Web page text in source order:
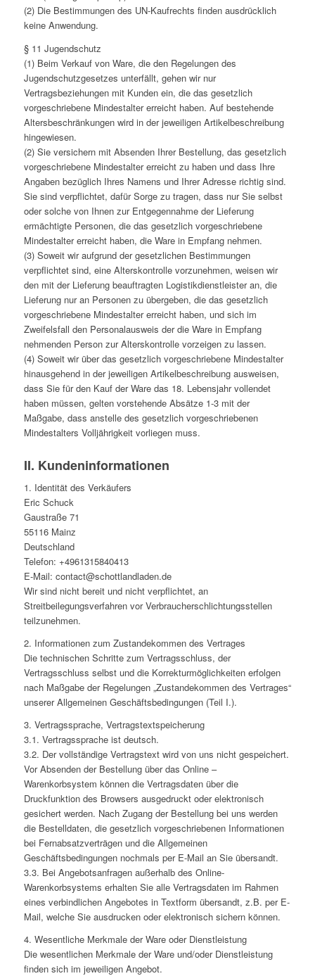
(2) Die Bestimmungen des UN-Kaufrechts finden ausdrücklich
keine Anwendung.
§ 11 Jugendschutz
(1) Beim Verkauf von Ware, die den Regelungen des
Jugendschutzgesetzes unterfällt, gehen wir nur
Vertragsbeziehungen mit Kunden ein, die das gesetzlich
vorgeschriebene Mindestalter erreicht haben. Auf bestehende
Altersbeschränkungen wird in der jeweiligen Artikelbeschreibung
hingewiesen.
(2) Sie versichern mit Absenden Ihrer Bestellung, das gesetzlich
vorgeschriebene Mindestalter erreicht zu haben und dass Ihre
Angaben bezüglich Ihres Namens und Ihrer Adresse richtig sind.
Sie sind verpflichtet, dafür Sorge zu tragen, dass nur Sie selbst
oder solche von Ihnen zur Entgegennahme der Lieferung
ermächtigte Personen, die das gesetzlich vorgeschriebene
Mindestalter erreicht haben, die Ware in Empfang nehmen.
(3) Soweit wir aufgrund der gesetzlichen Bestimmungen
verpflichtet sind, eine Alterskontrolle vorzunehmen, weisen wir
den mit der Lieferung beauftragten Logistikdienstleister an, die
Lieferung nur an Personen zu übergeben, die das gesetzlich
vorgeschriebene Mindestalter erreicht haben, und sich im
Zweifelsfall den Personalausweis der die Ware in Empfang
nehmenden Person zur Alterskontrolle vorzeigen zu lassen.
(4) Soweit wir über das gesetzlich vorgeschriebene Mindestalter
hinausgehend in der jeweiligen Artikelbeschreibung ausweisen,
dass Sie für den Kauf der Ware das 18. Lebensjahr vollendet
haben müssen, gelten vorstehende Absätze 1-3 mit der
Maßgabe, dass anstelle des gesetzlich vorgeschriebenen
Mindestalters Volljährigkeit vorliegen muss.
II. Kundeninformationen
1. Identität des Verkäufers
Eric Schuck
Gaustraße 71
55116 Mainz
Deutschland
Telefon: +4961315840413
E-Mail: contact@schottlandladen.de
Wir sind nicht bereit und nicht verpflichtet, an
Streitbeilegungsverfahren vor Verbraucherschlichtungsstellen
teilzunehmen.
2. Informationen zum Zustandekommen des Vertrages
Die technischen Schritte zum Vertragsschluss, der
Vertragsschluss selbst und die Korrekturmöglichkeiten erfolgen
nach Maßgabe der Regelungen „Zustandekommen des Vertrages“
unserer Allgemeinen Geschäftsbedingungen (Teil I.).
3. Vertragssprache, Vertragstextspeicherung
3.1. Vertragssprache ist deutsch.
3.2. Der vollständige Vertragstext wird von uns nicht gespeichert.
Vor Absenden der Bestellung über das Online –
Warenkorbsystem können die Vertragsdaten über die
Druckfunktion des Browsers ausgedruckt oder elektronisch
gesichert werden. Nach Zugang der Bestellung bei uns werden
die Bestelldaten, die gesetzlich vorgeschriebenen Informationen
bei Fernabsatzverträgen und die Allgemeinen
Geschäftsbedingungen nochmals per E-Mail an Sie übersandt.
3.3. Bei Angebotsanfragen außerhalb des Online-
Warenkorbsystems erhalten Sie alle Vertragsdaten im Rahmen
eines verbindlichen Angebotes in Textform übersandt, z.B. per E-
Mail, welche Sie ausdrucken oder elektronisch sichern können.
4. Wesentliche Merkmale der Ware oder Dienstleistung
Die wesentlichen Merkmale der Ware und/oder Dienstleistung
finden sich im jeweiligen Angebot.